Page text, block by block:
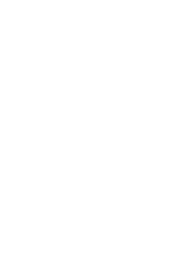
y gran
futuro abierto.
dejó
o Inglaterra,
particular.